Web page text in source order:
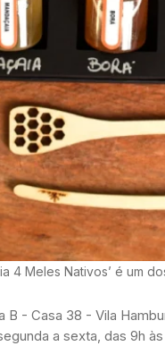
4 Meles Nativos’ é um
B - Casa 38 - Vila
a sexta, das 9h às